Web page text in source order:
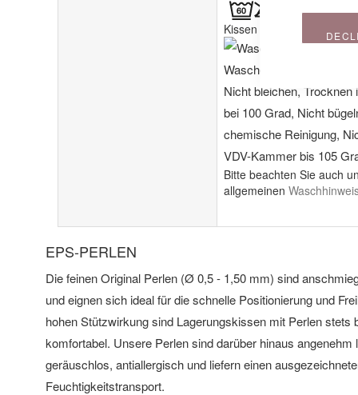
Kissen mit THERA-
Bitte beachten Sie auch
allgemeinen
EPS-PERLEN
Die feinen Original Perlen (Ø 0,5 - 1,50 mm) sind
und eignen sich ideal für die schnelle Positionierung und
hohen Stützwirkung sind Lagerungskissen mit Perlen stets
komfortabel. Unsere Perlen sind darüber hinaus angenehm
geräuschlos, antiallergisch und liefern einen
Feuchtigkeitstransport.